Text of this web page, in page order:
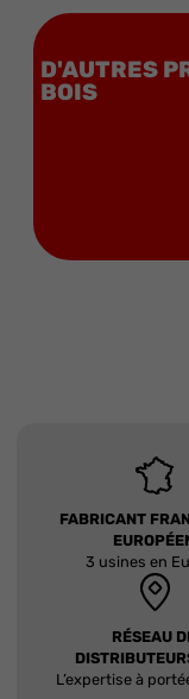
D'AUTRES
BOIS
FABRICANT
3 usines en
RÉSEAU
L’expertise à